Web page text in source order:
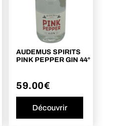
AUDEMUS SPIRITS
PINK PEPPER GIN 44°
59.00€
Découvrir